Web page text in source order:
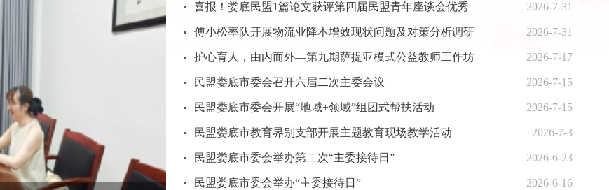
”政治交接主题教育工作 6月15日
知
民主同盟成立80周年
民主同盟成立80周年
日
周年系列活动的通 4月23日
市教育界别支部开展主题教育现场教学活动
陶龛学校、春元中学开展主题教育现场教学活动。市人民政府副市长、民盟娄底市委会主委傅小松出席活
奇，湖南人文科技学院信息学院院长、民盟娄底市委会副主委谢四连...
盟娄底市委会举办第二次“主委接待日”
会第二次“主委接待日”活动。市人民政府副市长、民盟娄底市委会主委傅小松接待了青年盟员、娄底市交
会专职副主委吴志奇参加座谈。...
喜报！娄底民盟1篇论文获评第四届民盟青年座谈会优秀 2026-7-31
傅小松率队开展物流业降本增效现状问题及对策分析调研 2026-7-31
护心育人，由内而外—第九期萨提亚模式公益教师工作坊 2026-7-17
民盟娄底市委会召开六届二次主委会议 2026-7-15
民盟娄底市委会开展“地域+领域”组团式帮扶活动 2026-7-15
民盟娄底市教育界别支部开展主题教育现场教学活动 2026-7-3
民盟娄底市委会举办第二次“主委接待日” 2026-6-23
民盟娄底市委会举办“主委接待日” 2026-6-16